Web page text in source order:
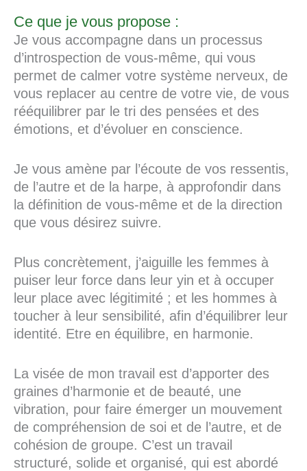
Ce que je vous propose :
Je vous accompagne dans un processus
d’introspection de vous-même, qui vous
permet de calmer votre système nerveux, de
vous replacer au centre de votre vie, de vous
rééquilibrer par le tri des pensées et des
émotions, et d’évoluer en conscience.
Je vous amène par l’écoute de vos ressentis,
de l’autre et de la harpe, à approfondir dans
la définition de vous-même et de la direction
que vous désirez suivre.
Plus concrètement, j’aiguille les femmes à
puiser leur force dans leur yin et à occuper
leur place avec légitimité ; et les hommes à
toucher à leur sensibilité, afin d’équilibrer leur
identité. Etre en équilibre, en harmonie.
La visée de mon travail est d’apporter des
graines d’harmonie et de beauté, une
vibration, pour faire émerger un mouvement
de compréhension de soi et de l’autre, et de
cohésion de groupe. C’est un travail
structuré, solide et organisé, qui est abordé